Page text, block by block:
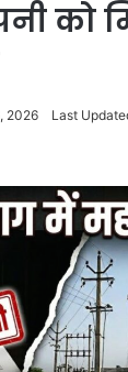
को
2026 Last